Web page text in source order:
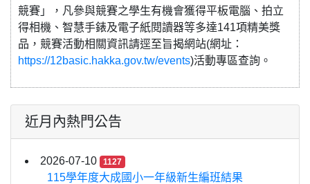
競賽」，凡參與競賽之學生有機會獲得平板電腦、拍立
得相機、智慧手錶及電子紙閱讀器等多達141項精美獎
品，競賽活動相關資訊請逕至旨揭網站(網址：
https://12basic.hakka.gov.tw/events)活動專區查詢。
近月內熱門公告
2026-07-10 1127
115學年度大成國小一年級新生編班結果